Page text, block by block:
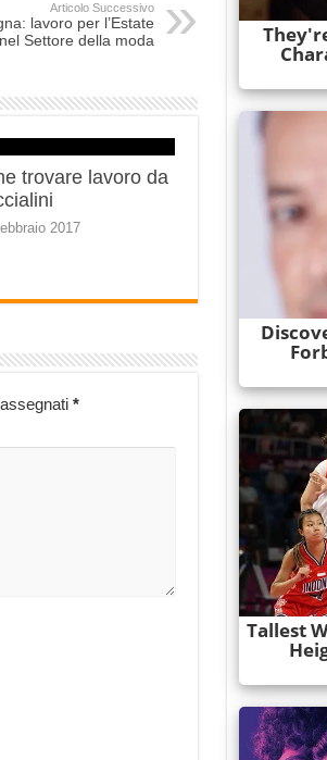
Articolo Successivo
lavoro per l’Estate
Settore della moda
trovare lavoro da
2017
*